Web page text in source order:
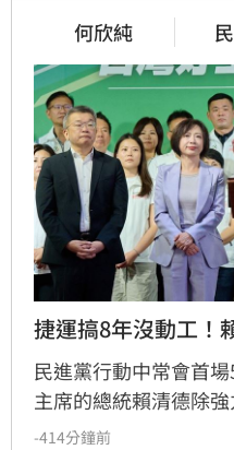
何欣純
捷運搞8年沒動工！
民進黨行動中常會首
主席的總統賴清德除
人何欣純，也點出台
-414分鐘前